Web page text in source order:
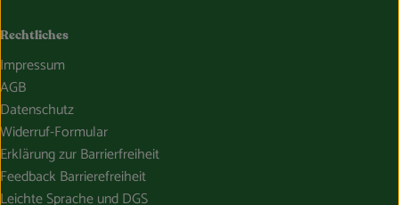
Rechtliches
Impressum
AGB
Datenschutz
Widerruf-Formular
Erklärung zur Barrierfreiheit
Feedback Barrierefreiheit
Leichte Sprache und DGS